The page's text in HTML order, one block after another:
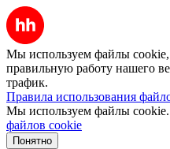
Мы используем файлы cookie,
правильную работу нашего
трафик.
Правила использования
Мы используем файлы cookie.
файлов cookie
Понятно